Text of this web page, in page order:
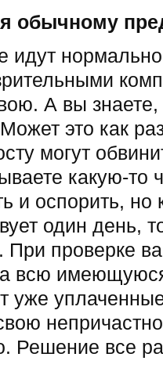
обычному
А вы
это как
могут
какую-то
и оспорить, но
один день,
При проверке
всю
уже
Решение все